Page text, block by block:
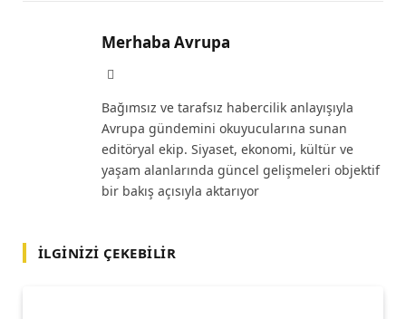
Merhaba Avrupa
Bağımsız ve tarafsız habercilik anlayışıyla
Avrupa gündemini okuyucularına sunan
editöryal ekip. Siyaset, ekonomi, kültür ve
yaşam alanlarında güncel gelişmeleri objektif
bir bakış açısıyla aktarıyor
İLGINIZI ÇEKEBILIR